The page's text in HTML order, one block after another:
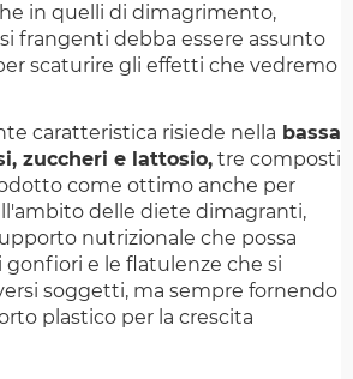
in quelli di dimagrimento,
frangenti debba essere assunto
scaturire gli effetti che vedremo
caratteristica risiede nella bassa
zuccheri e lattosio, tre composti
come ottimo anche per
delle diete dimagranti,
nutrizionale che possa
e le flatulenze che si
soggetti, ma sempre fornendo
plastico per la crescita